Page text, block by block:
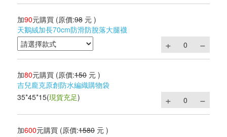
加90元購買 (原價:98 元 )
天鵝絨加長70cm防滑防脫落大腿襪
加80元購買 (原價:150 元 )
吉兒龐克原創防水編織購物袋
35*45*15(現貨充足)
加600元購買 (原價:1580 元 )